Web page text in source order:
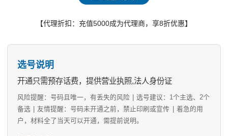
【代理折扣：充值5000成为代理商，享8折优惠】
选号说明
开通只需预存话费，提供营业执照,法人身份证
风险提醒：号码且唯一，有丢失的风险
选号建议：1个主选、2个
备选
友情提醒：号码未开通之前，禁止印刷或宣传
着急的用
户，材料全了当天可以开通，需提前说明。